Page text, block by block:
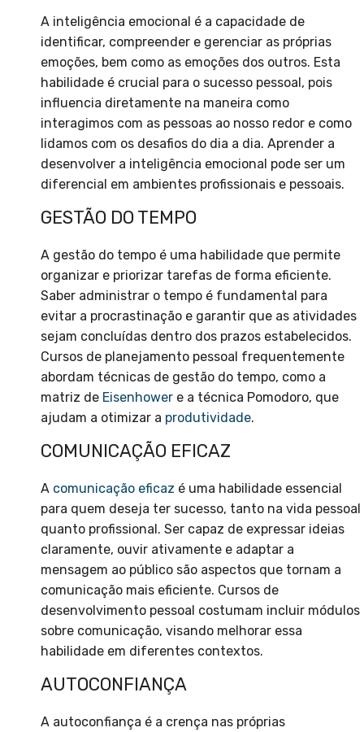
A inteligência emocional é a capacidade de
identificar, compreender e gerenciar as próprias
emoções, bem como as emoções dos outros. Esta
habilidade é crucial para o sucesso pessoal, pois
influencia diretamente na maneira como
interagimos com as pessoas ao nosso redor e como
lidamos com os desafios do dia a dia. Aprender a
desenvolver a inteligência emocional pode ser um
diferencial em ambientes profissionais e pessoais.
GESTÃO DO TEMPO
A gestão do tempo é uma habilidade que permite
organizar e priorizar tarefas de forma eficiente.
Saber administrar o tempo é fundamental para
evitar a procrastinação e garantir que as atividades
sejam concluídas dentro dos prazos estabelecidos.
Cursos de planejamento pessoal frequentemente
abordam técnicas de gestão do tempo, como a
matriz de Eisenhower e a técnica Pomodoro, que
ajudam a otimizar a produtividade.
COMUNICAÇÃO EFICAZ
A comunicação eficaz é uma habilidade essencial
para quem deseja ter sucesso, tanto na vida pessoal
quanto profissional. Ser capaz de expressar ideias
claramente, ouvir ativamente e adaptar a
mensagem ao público são aspectos que tornam a
comunicação mais eficiente. Cursos de
desenvolvimento pessoal costumam incluir módulos
sobre comunicação, visando melhorar essa
habilidade em diferentes contextos.
AUTOCONFIANÇA
A autoconfiança é a crença nas próprias